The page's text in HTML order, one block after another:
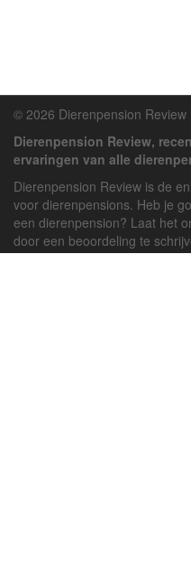
© 2026 Dierenpension Review
Dierenpension Review,
ervaringen van alle
Dierenpension Review is de
voor dierenpensions. Heb je
een dierenpension? Laat het
door een beoordeling te